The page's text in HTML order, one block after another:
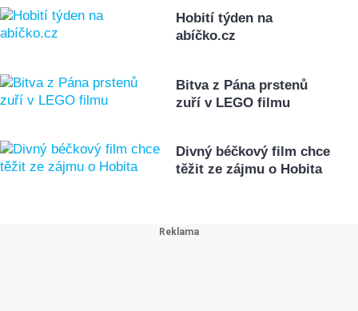
Hobití týden na
abíčko.cz
Bitva z Pána prstenů
zuří v LEGO filmu
Divný béčkový film chce
těžit ze zájmu o Hobita